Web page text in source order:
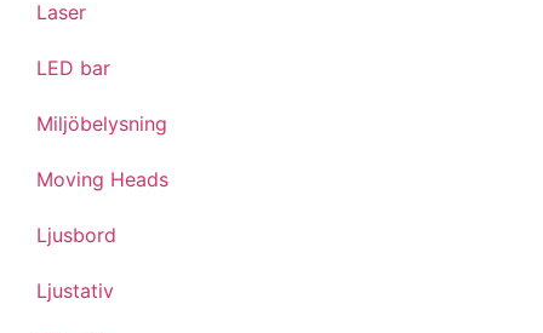
Laser
LED bar
Miljöbelysning
Moving Heads
Ljusbord
Ljustativ